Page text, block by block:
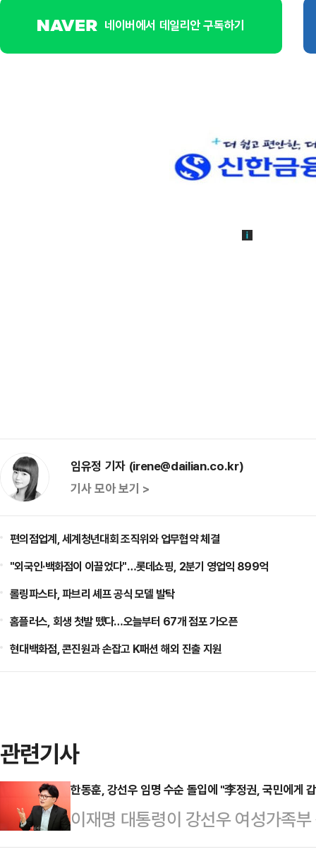
네이버에서 데일리안 구독하기
임유정 기자 (irene@dailian.co.kr)
기사 모아 보기 >
편의점업계, 세계청년대회 조직위와 업무협약 체결
"외국인·백화점이 이끌었다"…롯데쇼핑, 2분기 영업익 899억
롤링파스타, 파브리 셰프 공식 모델 발탁
홈플러스, 회생 첫발 뗐다…오늘부터 67개 점포 가오픈
현대백화점, 콘진원과 손잡고 K패션 해외 진출 지원
관련기사
한동훈, 강선우 임명 수순 돌입에 "李정권, 국민에게
이재명 대통령이 강선우 여성가족
것으로 전망되는 가운데, 한동훈 국